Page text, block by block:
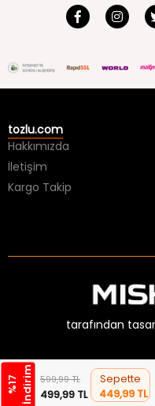
%
1
7
İ
n
d
i
r
i m 599,99 TL
499,99 TL
Sepette
449,99 TL
Hakkımızda
İletişim
Kargo Takip
tarafından